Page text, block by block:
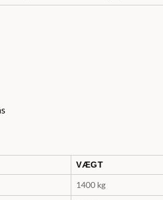
VÆGT
1400 kg